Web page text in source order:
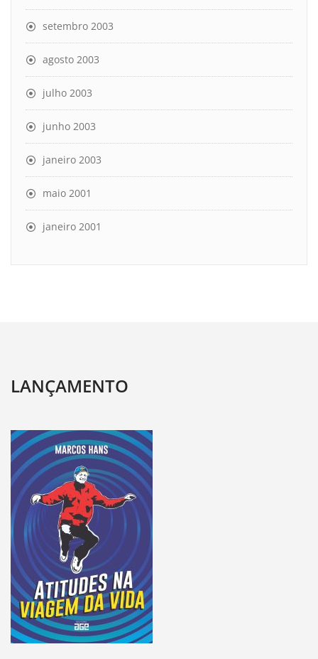
setembro 2003
agosto 2003
julho 2003
junho 2003
janeiro 2003
maio 2001
janeiro 2001
LANÇAMENTO